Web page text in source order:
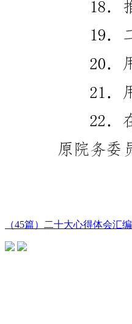
（45篇）二十大心得体会汇编